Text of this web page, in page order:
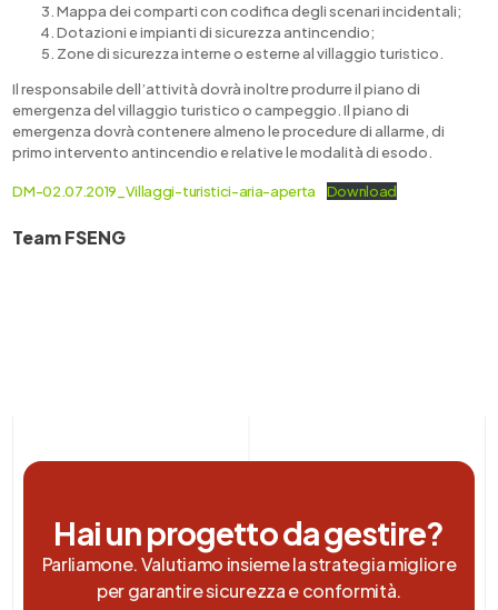
Mappa dei comparti con codifica degli scenari incidentali;
Dotazioni e impianti di sicurezza antincendio;
Zone di sicurezza interne o esterne al villaggio turistico.
Il responsabile dell’attività dovrà inoltre produrre il piano di
emergenza del villaggio turistico o campeggio. Il piano di
emergenza dovrà contenere almeno le procedure di allarme, di
primo intervento antincendio e relative le modalità di esodo.
DM-02.07.2019_Villaggi-turistici-aria-aperta Download
Team FSENG
Hai un progetto da gestire?
Parliamone. Valutiamo insieme la strategia migliore
per garantire sicurezza e conformità.